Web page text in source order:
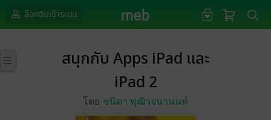
ล็อกอินเข้าระบบ
สนุกกับ Apps iPad และ
iPad 2
โดย ชนิดา พุฒิวจนานนท์